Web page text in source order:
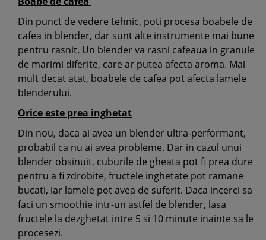
Din punct de vedere tehnic, poti procesa boabele de
cafea in blender, dar sunt alte instrumente mai bune
pentru rasnit. Un blender va rasni cafeaua in granule
de marimi diferite, care ar putea afecta aroma. Mai
mult decat atat, boabele de cafea pot afecta lamele
blenderului.
Orice este prea inghetat
Din nou, daca ai avea un blender ultra-performant,
probabil ca nu ai avea probleme. Dar in cazul unui
blender obsinuit, cuburile de gheata pot fi prea dure
pentru a fi zdrobite, fructele inghetate pot ramane
bucati, iar lamele pot avea de suferit. Daca incerci sa
faci un smoothie intr-un astfel de blender, lasa
fructele la dezghetat intre 5 si 10 minute inainte sa le
procesezi.